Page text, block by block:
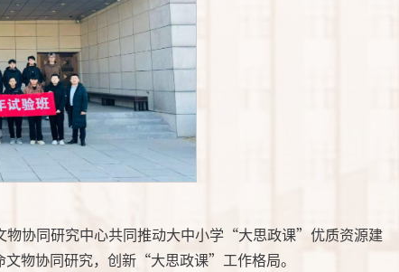
物协同研究中心共同推动大中小学“大思政课”优质资源建
物协同研究，创新“大思政课”工作格局。